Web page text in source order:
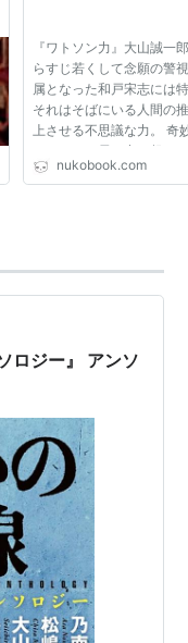
『ワトソン力』大山誠一
らすじ若くして念願の警
属となった和戸宋志には
それはそばにいる人間の
上させる不思議な力。 奇
ッセージ、雪の中で起こ
和戸の周囲で起こる事件
nukobook.com
ロジー』 アンソ